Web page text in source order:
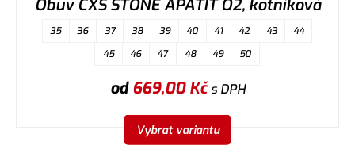
Obuv CXS STONE APATIT O2, kotníková
35 36 37 38 39 40 41 42 43
44
45
46 47 48 49 50
od669,00Kčs DPH
Vybrat variantu